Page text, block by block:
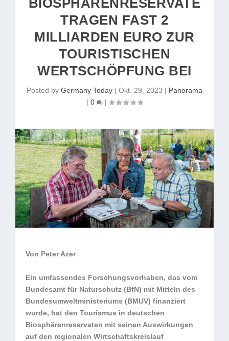
TRAGEN FAST 2
MILLIARDEN EURO ZUR
TOURISTISCHEN
WERTSCHÖPFUNG BEI
Posted by Germany Today | Okt. 29, 2023 | Panorama
| 0 |
Von Peter Azer
Ein umfassendes Forschungsvorhaben, das vom
Bundesamt für Naturschutz (BfN) mit Mitteln des
Bundesumweltministeriums (BMUV) finanziert
wurde, hat den Tourismus in deutschen
Biosphärenreservaten mit seinen Auswirkungen
auf den regionalen Wirtschaftskreislauf